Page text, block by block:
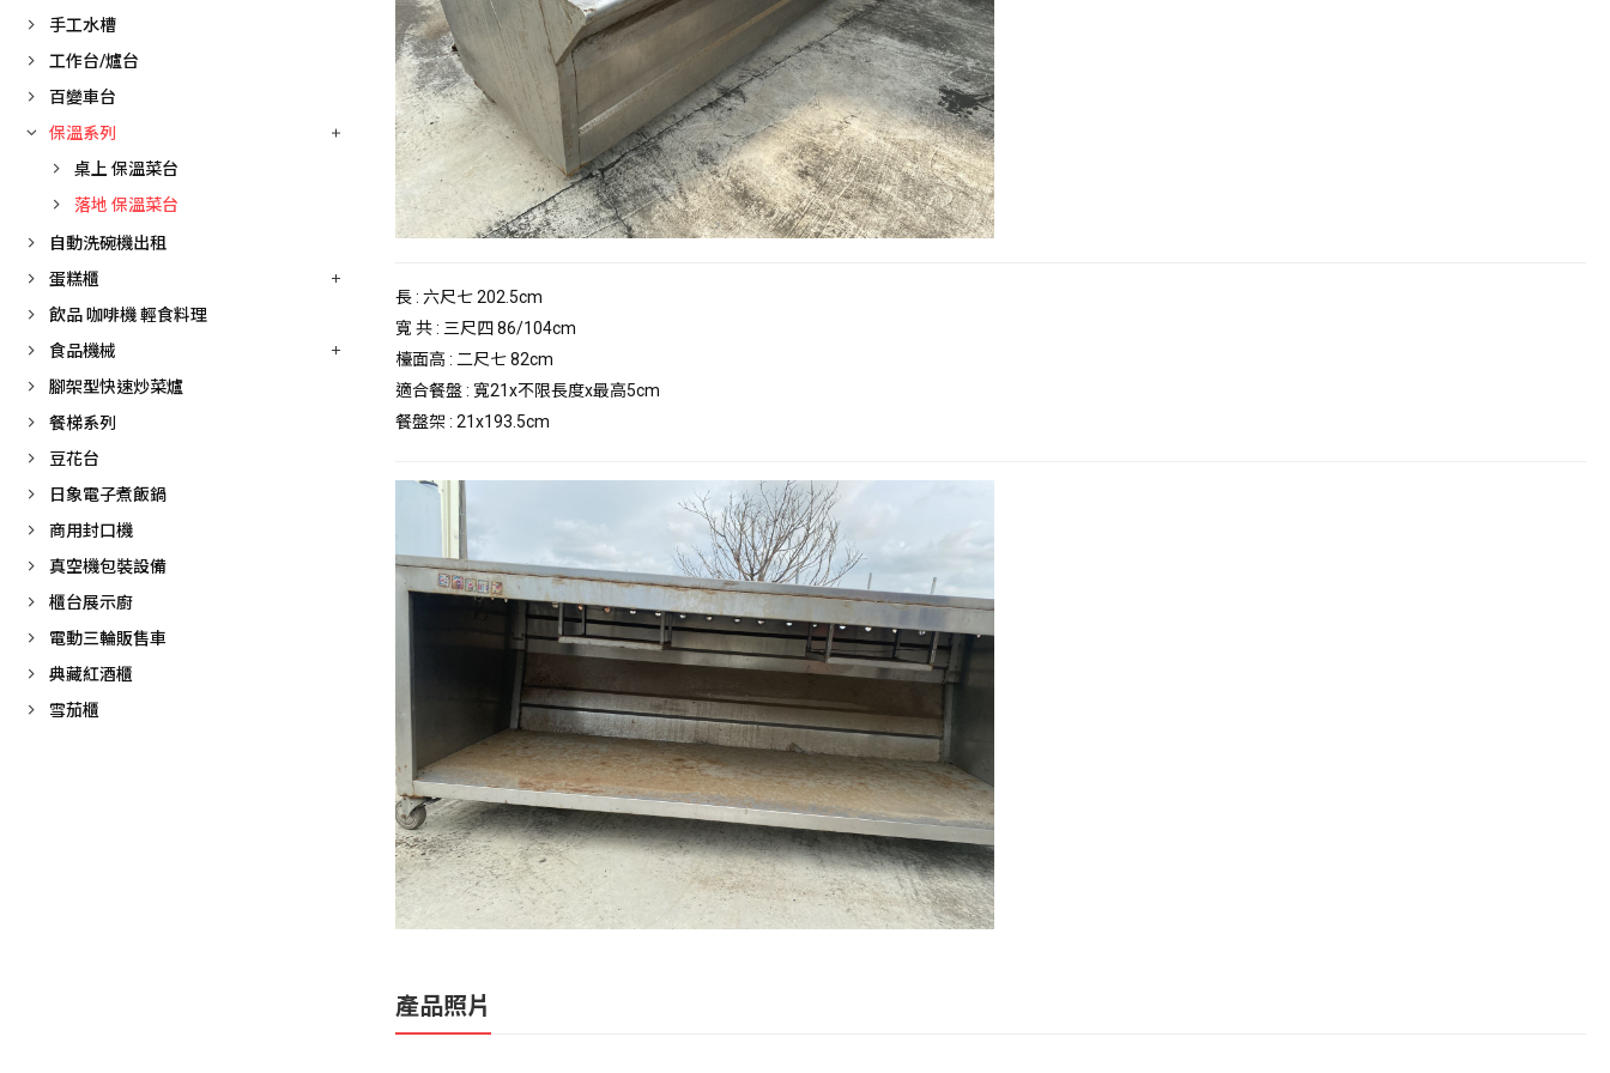
手工水槽
工作台/爐台
百變車台
保溫系列
桌上 保溫菜台
落地 保溫菜台
自動洗碗機出租
蛋糕櫃
飲品 咖啡機 輕食料理
食品機械
腳架型快速炒菜爐
餐梯系列
豆花台
日象電子煮飯鍋
商用封口機
真空機包裝設備
櫃台展示廚
電動三輪販售車
典藏紅酒櫃
雪茄櫃
長 : 六尺七 202.5cm
寬 共 : 三尺四 86/104cm
檯面高 : 二尺七 82cm
適合餐盤 : 寬21x不限長度x最高5cm
餐盤架 : 21x193.5cm
產品照片